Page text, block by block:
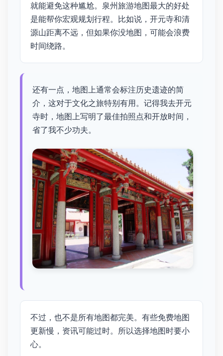
就能避免这种尴尬。泉州旅游地图最大的好处
是能帮你宏观规划行程。比如说，开元寺和清
源山距离不远，但如果你没地图，可能会浪费
时间绕路。
还有一点，地图上通常会标注历史遗迹的简
介，这对于文化之旅特别有用。记得我去开元
寺时，地图上写明了最佳拍照点和开放时间，
省了我不少功夫。
不过，也不是所有地图都完美。有些免费地图
更新慢，资讯可能过时。所以选择地图时要小
心。